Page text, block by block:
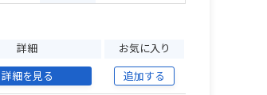
詳細 お気に入り
詳細を見る 追加する